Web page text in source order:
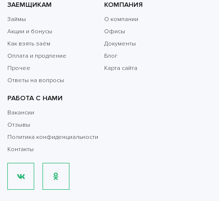
ЗАЕМЩИКАМ
Займы
Акции и бонусы
Как взять заём
Оплата и продление
Прочее
Ответы на вопросы
КОМПАНИЯ
О компании
Офисы
Документы
Блог
Карта сайта
РАБОТА С НАМИ
Вакансии
Отзывы
Политика конфиденциальности
Контакты